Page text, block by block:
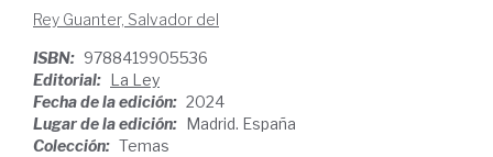
Rey Guanter, Salvador del
ISBN: 9788419905536
Editorial: La Ley
Fecha de la edición: 2024
Lugar de la edición: Madrid. España
Colección: Temas